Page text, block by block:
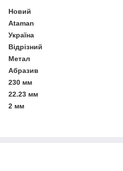
Новий
Ataman
Україна
Відрізний
Метал
Абразив
230 мм
22.23 мм
2 мм